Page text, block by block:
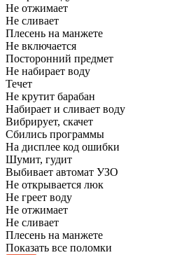
Не отжимает
Не сливает
Плесень на манжете
Не включается
Посторонний предмет
Не набирает воду
Течет
Не крутит барабан
Набирает и сливает воду
Вибрирует, скачет
Сбились программы
На дисплее код ошибки
Шумит, гудит
Выбивает автомат УЗО
Не открывается люк
Не греет воду
Не отжимает
Не сливает
Плесень на манжете
Показать все поломки